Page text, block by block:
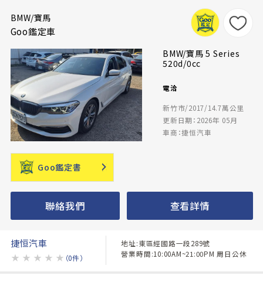
BMW/寶馬
Goo鑑定車
BMW/寶馬 5 Series
520d/0cc
電洽
新竹市/2017/14.7萬公里
更新日期：2026年 05月
車商：捷恒汽車
Goo鑑定書
聯絡我們 查看詳情
捷恒汽車
★ ★ ★ ★ ★ （0件）
地址:東區經國路一段289號
營業時間:10:00AM~21:00PM 周日公休